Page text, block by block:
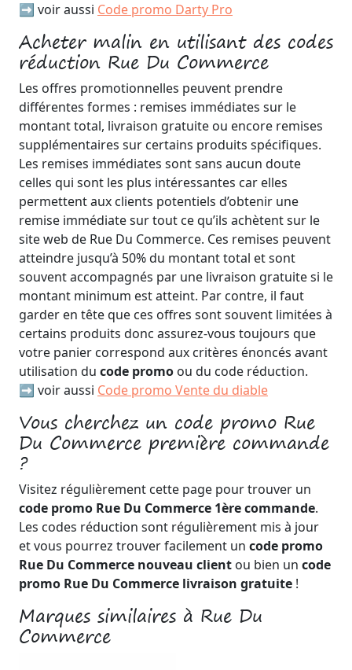
➡️ voir aussi Code promo Darty Pro
Acheter malin en utilisant des codes
réduction Rue Du Commerce
Les offres promotionnelles peuvent prendre
différentes formes : remises immédiates sur le
montant total, livraison gratuite ou encore remises
supplémentaires sur certains produits spécifiques.
Les remises immédiates sont sans aucun doute
celles qui sont les plus intéressantes car elles
permettent aux clients potentiels d’obtenir une
remise immédiate sur tout ce qu’ils achètent sur le
site web de Rue Du Commerce. Ces remises peuvent
atteindre jusqu’à 50% du montant total et sont
souvent accompagnés par une livraison gratuite si le
montant minimum est atteint. Par contre, il faut
garder en tête que ces offres sont souvent limitées à
certains produits donc assurez-vous toujours que
votre panier correspond aux critères énoncés avant
utilisation du code promo ou du code réduction.
➡️ voir aussi Code promo Vente du diable
Vous cherchez un code promo Rue
Du Commerce première commande
?
Visitez régulièrement cette page pour trouver un
code promo Rue Du Commerce 1ère commande.
Les codes réduction sont régulièrement mis à jour
et vous pourrez trouver facilement un code promo
Rue Du Commerce nouveau client ou bien un code
promo Rue Du Commerce livraison gratuite !
Marques similaires à Rue Du
Commerce